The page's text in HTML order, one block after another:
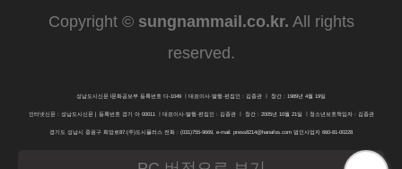
Copyright © sungnammail.co.kr. All rights
reserved.
성남도시신문 l문화공보부 등록번호 다-1049 ㅣ대표이사·발행·편집인 : 김종관 ㅣ 창간 : 1989년 4월 19일
인터넷신문 : 성남도시신문 | 등록번호 경기 아 00011 ㅣ대표이사·발행·편집인 : 김종관 ㅣ 창간 : 2005년 10월 21일 ㅣ청소년보호책임자 : 김종관
경기도 성남시 중원구 희망로87:(주)도시플러스 전화 : (031)755-9669, e-mail: press8214@hanafos.com 법인사업자 660-81-00228